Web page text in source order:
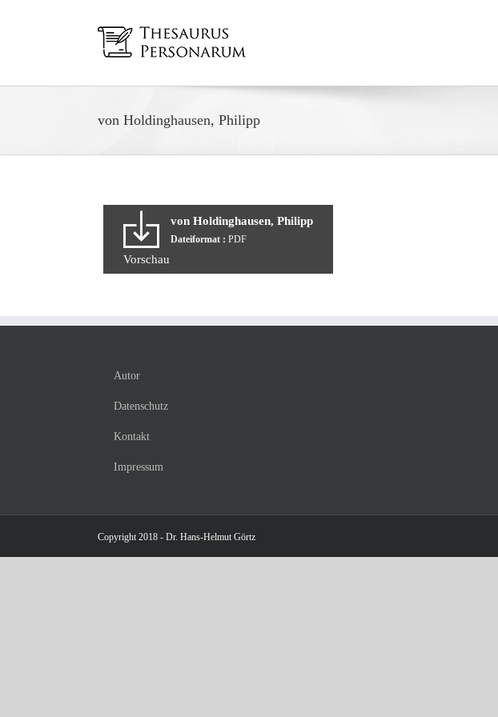
von Holdinghausen, Philipp
von Holdinghausen, Philipp
Dateiformat : PDF
Vorschau
Autor
Datenschutz
Kontakt
Impressum
Copyright 2018 - Dr. Hans-Helmut Görtz